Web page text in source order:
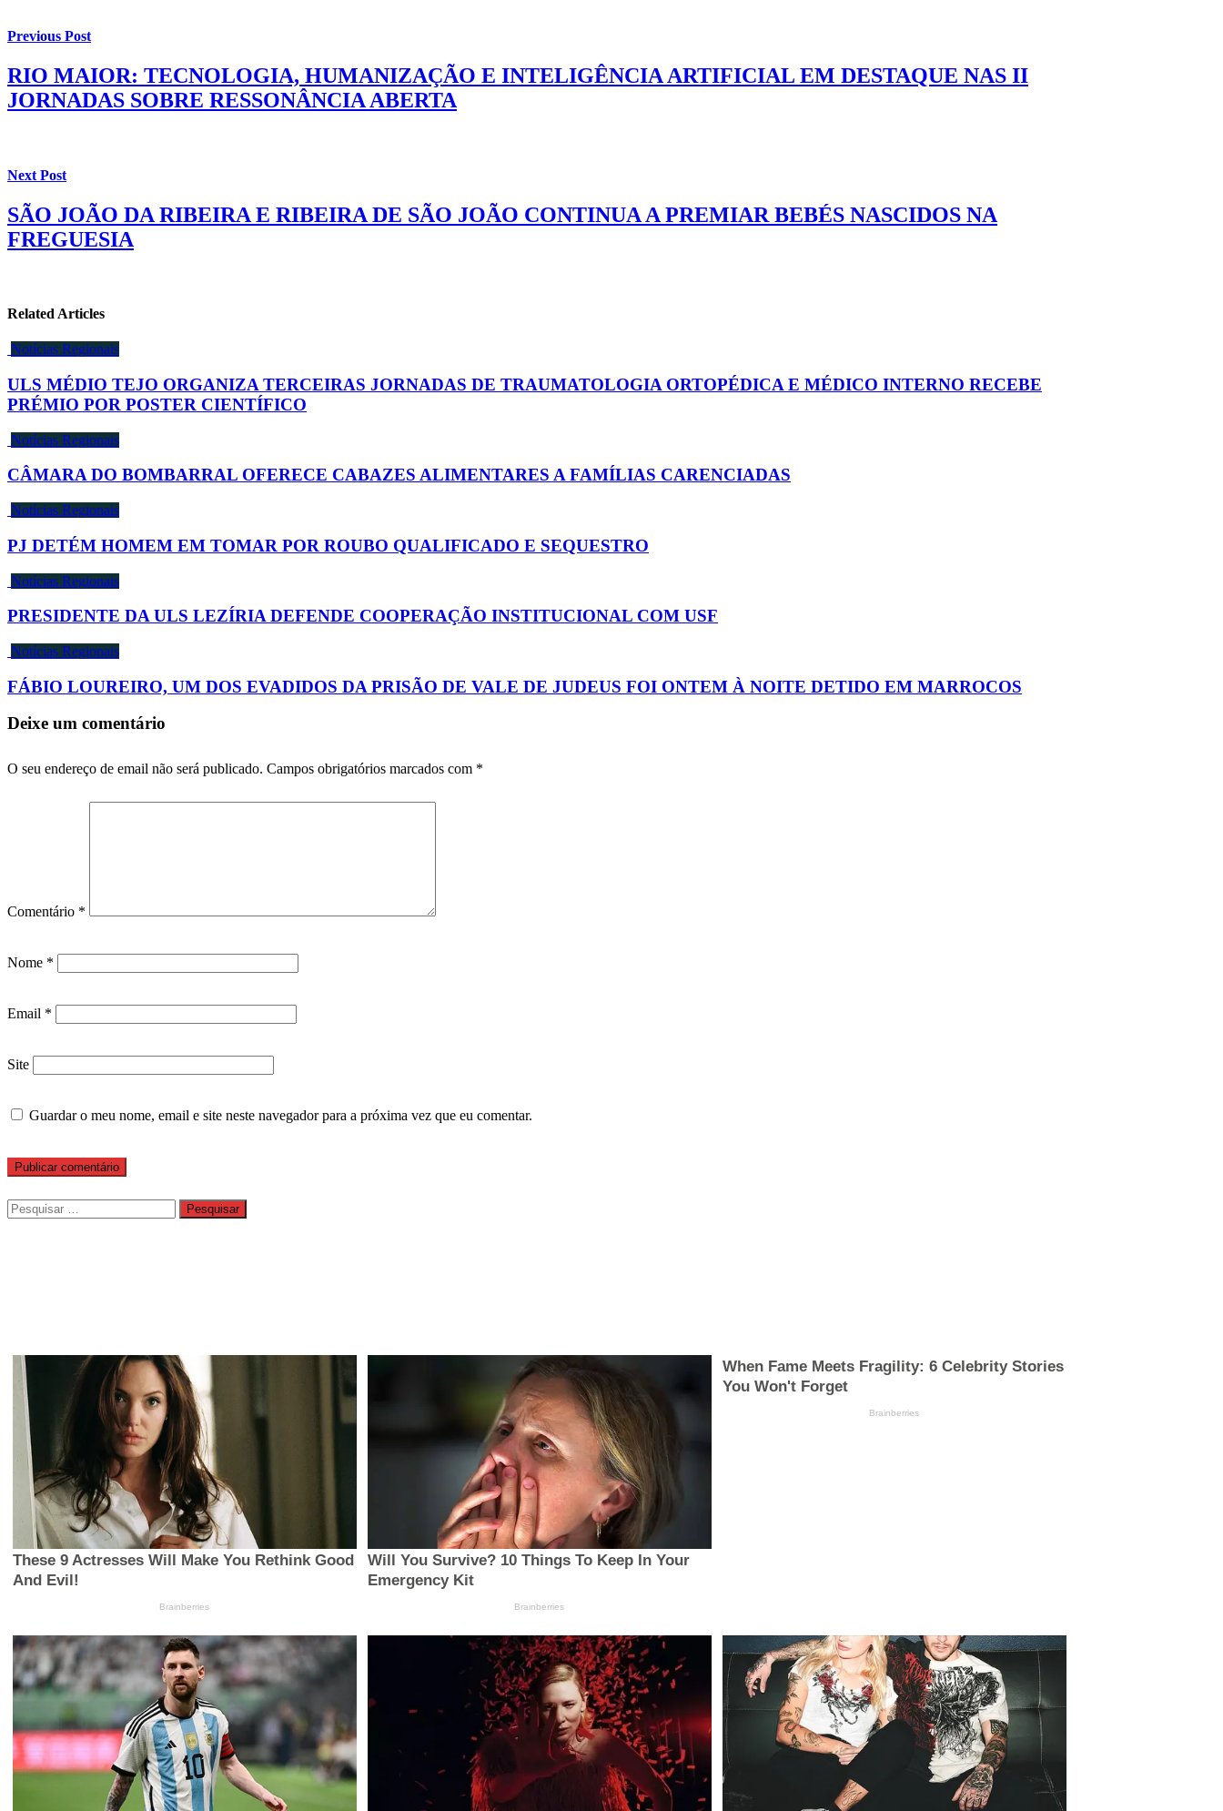
Previous Post
RIO MAIOR: TECNOLOGIA, HUMANIZAÇÃO E INTELIGÊNCIA ARTIFICIAL EM DESTAQUE NAS II
JORNADAS SOBRE RESSONÂNCIA ABERTA
Next Post
SÃO JOÃO DA RIBEIRA E RIBEIRA DE SÃO JOÃO CONTINUA A PREMIAR BEBÉS NASCIDOS NA
FREGUESIA
Related Articles
Notícias Regionais
ULS MÉDIO TEJO ORGANIZA TERCEIRAS JORNADAS DE TRAUMATOLOGIA ORTOPÉDICA E MÉDICO INTERNO RECEBE
PRÉMIO POR POSTER CIENTÍFICO
Notícias Regionais
CÂMARA DO BOMBARRAL OFERECE CABAZES ALIMENTARES A FAMÍLIAS CARENCIADAS
Notícias Regionais
PJ DETÉM HOMEM EM TOMAR POR ROUBO QUALIFICADO E SEQUESTRO
Notícias Regionais
PRESIDENTE DA ULS LEZÍRIA DEFENDE COOPERAÇÃO INSTITUCIONAL COM USF
Notícias Regionais
FÁBIO LOUREIRO, UM DOS EVADIDOS DA PRISÃO DE VALE DE JUDEUS FOI ONTEM À NOITE DETIDO EM MARROCOS
Deixe um comentário
O seu endereço de email não será publicado. Campos obrigatórios marcados com *
Comentário *
Nome *
Email *
Site
Guardar o meu nome, email e site neste navegador para a próxima vez que eu comentar.
Pesquisar
por: